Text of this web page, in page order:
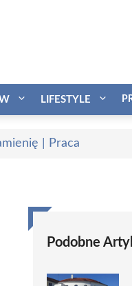
LIFESTYLE
| Praca
Podobne